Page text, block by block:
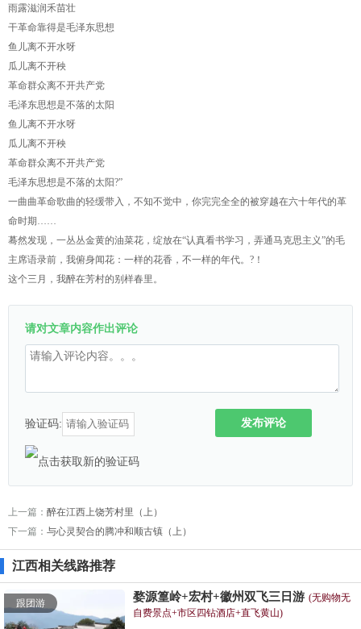
雨露滋润禾苗壮
干革命靠得是毛泽东思想
鱼儿离不开水呀
瓜儿离不开秧
革命群众离不开共产党
毛泽东思想是不落的太阳
鱼儿离不开水呀
瓜儿离不开秧
革命群众离不开共产党
毛泽东思想是不落的太阳?”
一曲曲革命歌曲的轻缓带入，不知不觉中，你完完全全的被穿越在六十年代的革
命时期……
蓦然发现，一丛丛金黄的油菜花，绽放在“认真看书学习，弄通马克思主义”的毛
主席语录前，我俯身闻花：一样的花香，不一样的年代。?！
这个三月，我醉在芳村的别样春里。
请对文章内容作出评论
验证码: 发布评论
上一篇： 醉在江西上饶芳村里（上）
下一篇： 与心灵契合的腾冲和顺古镇（上）
江西相关线路推荐
跟团游 婺源篁岭+宏村+徽州双飞三日游 (无购物无
自费景点+市区四钻酒店+直飞黄山)